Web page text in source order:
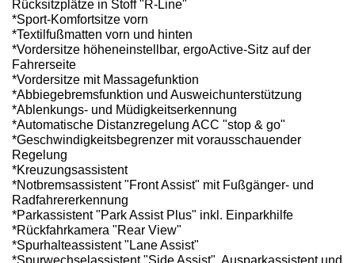
Rücksitzplätze in Stoff "R-Line"
*Sport-Komfortsitze vorn
*Textilfußmatten vorn und hinten
*Vordersitze höheneinstellbar, ergoActive-Sitz auf der
Fahrerseite
*Vordersitze mit Massagefunktion
*Abbiegebremsfunktion und Ausweichunterstützung
*Ablenkungs- und Müdigkeitserkennung
*Automatische Distanzregelung ACC "stop & go"
*Geschwindigkeitsbegrenzer mit vorausschauender
Regelung
*Kreuzungsassistent
*Notbremsassistent "Front Assist" mit Fußgänger- und
Radfahrererkennung
*Parkassistent "Park Assist Plus" inkl. Einparkhilfe
*Rückfahrkamera "Rear View"
*Spurhalteassistent "Lane Assist"
*Spurwechselassistent "Side Assist", Ausparkassistent und